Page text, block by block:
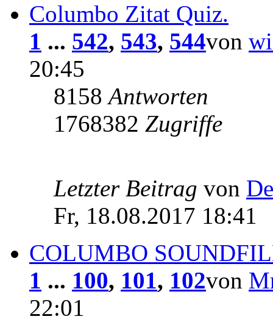
Columbo Zitat Quiz.
1 ... 542, 543, 544von
20:45
8158Antworten
1768382 Zugriffe
Letzter Beitrag von
Fr, 18.08.2017 18:41
COLUMBO
1 ... 100, 101, 102von
22:01